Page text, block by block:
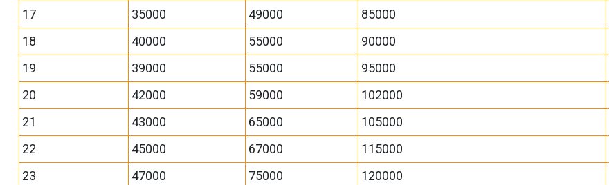
17
35000 49000 85000
18
40000 55000 90000
19
39000 55000 95000
20
42000 59000 102000
21
43000 65000 105000
22
45000 67000 115000
23
47000 75000 120000